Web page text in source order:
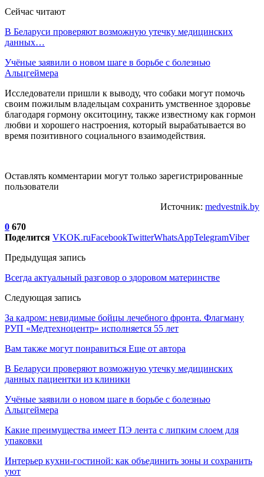
Сейчас читают
В Беларуси проверяют возможную утечку медицинских
данных…
Учёные заявили о новом шаге в борьбе с болезнью
Альцгеймера
Исследователи пришли к выводу, что собаки могут помочь
своим пожилым владельцам сохранить умственное здоровье
благодаря гормону окситоцину, также известному как гормон
любви и хорошего настроения, который вырабатывается во
время позитивного социального взаимодействия.
Оставлять комментарии могут только зарегистрированные
пользователи
Источник: medvestnik.by
0 670
Поделится VKOK.ruFacebookTwitterWhatsAppTelegramViber
Предыдущая запись
Всегда актуальный разговор о здоровом материнстве
Следующая запись
За кадром: невидимые бойцы лечебного фронта. Флагману
РУП «Медтехноцентр» исполняется 55 лет
Вам также могут понравиться Еще от автора
В Беларуси проверяют возможную утечку медицинских
данных пациентки из клиники
Учёные заявили о новом шаге в борьбе с болезнью
Альцгеймера
Какие преимущества имеет ПЭ лента с липким слоем для
упаковки
Интерьер кухни-гостиной: как объединить зоны и сохранить
уют